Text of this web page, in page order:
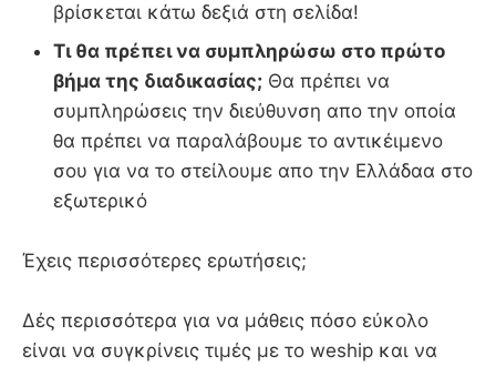
βρίσκεται κάτω δεξιά στη σελίδα!
Τι θα πρέπει να συμπληρώσω στο πρώτο
βήμα της διαδικασίας; Θα πρέπει να
συμπληρώσεις την διεύθυνση απο την οποία
θα πρέπει να παραλάβουμε το αντικέιμενο
σου για να το στείλουμε απο την Ελλάδαα στο
εξωτερικό
Έχεις περισσότερες ερωτήσεις;
Δές περισσότερα για να μάθεις πόσο εύκολο
είναι να συγκρίνεις τιμές με το weship και να